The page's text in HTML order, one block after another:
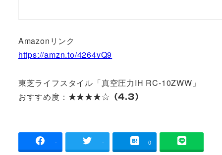
Amazonリンク
https://amzn.to/4264vQ9
東芝ライフスタイル「真空圧力IH RC-10ZWW」
おすすめ度： ★★★★☆（4.3）
- - 0